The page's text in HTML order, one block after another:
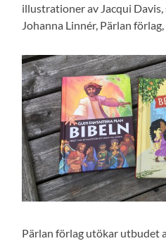
illustrationer av Jacqui
Johanna Linnér, Pärlan förlag,
Pärlan förlag utökar utbudet